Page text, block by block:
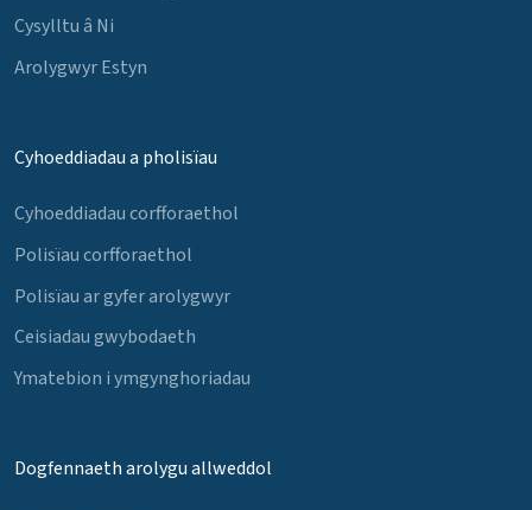
Cysylltu â Ni
Arolygwyr Estyn
Cyhoeddiadau a pholisïau
Cyhoeddiadau corfforaethol
Polisïau corfforaethol
Polisïau ar gyfer arolygwyr
Ceisiadau gwybodaeth
Ymatebion i ymgynghoriadau
Dogfennaeth arolygu allweddol